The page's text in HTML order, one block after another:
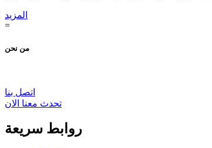
المزيد
=
من نحن
اتصل بنا
تحدث معنا الان
روابط سريعة